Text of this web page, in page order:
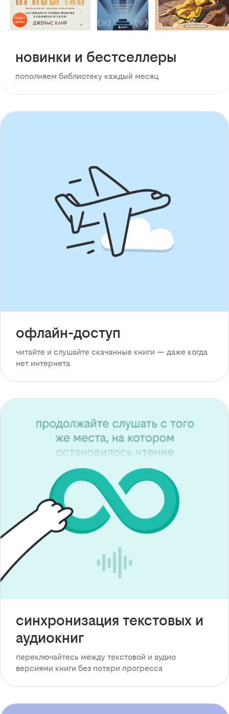
новинки и бестселлеры
пополняем библиотеку каждый месяц
офлайн-доступ
читайте и слушайте скачанные книги — даже когда
нет интернета
синхронизация текстовых и
аудиокниг
переключайтесь между текстовой и аудио
версиями книги без потери прогресса